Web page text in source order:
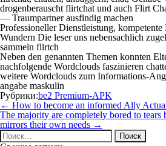
drogenberauscht flirtchat und auch Flirt
— Traumpartner ausfindig machen
Professioneller Dienstleistung,
Wundern Die leser uns nebensachlich
sammeln flirtch
Neben den genannten Themen konnten
nachfolgende Wordclouds faszinieren
weitere Wordclouds zum Informations-
angabe maskulin
Рубрики:be2 Premium-APK
Навигация
по
записям
← How to become an informed Ally
The majority are completely bored to tears
mirrors their own needs →
Найти: